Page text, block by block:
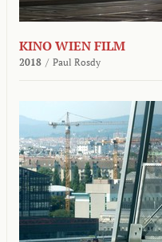
KINO WIEN FILM
2018 / Paul Rosdy